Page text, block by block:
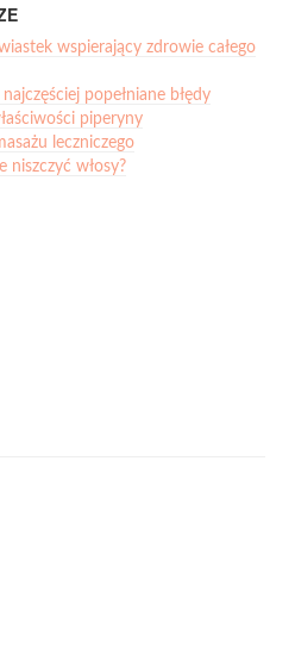
wspierający zdrowie całego
popełniane błędy
piperyny
leczniczego
niszczyć włosy?